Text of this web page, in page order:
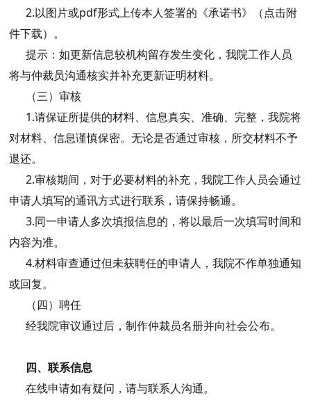
2.以图片或pdf形式上传本人签署的《承诺书》（点击附
件下载）。
提示：如更新信息较机构留存发生变化，我院工作人员
将与仲裁员沟通核实并补充更新证明材料。
（三）审核
1.请保证所提供的材料、信息真实、准确、完整，我院将
对材料、信息谨慎保密。无论是否通过审核，所交材料不予
退还。
2.审核期间，对于必要材料的补充，我院工作人员会通过
申请人填写的通讯方式进行联系，请保持畅通。
3.同一申请人多次填报信息的，将以最后一次填写时间和
内容为准。
4.材料审查通过但未获聘任的申请人，我院不作单独通知
或回复。
（四）聘任
经我院审议通过后，制作仲裁员名册并向社会公布。
四、联系信息
在线申请如有疑问，请与联系人沟通。